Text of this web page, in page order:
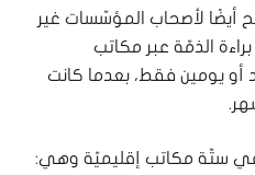
أيضًا لأصحاب المؤسّسات غير
الذمّة عبر مكاتب
أو يومين فقط، بعدما كانت
ستّة مكاتب إقليميّة وهي: